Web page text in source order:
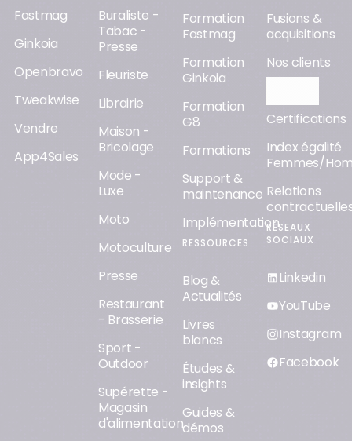
Fastmag
Ginkoia
Openbravo
Tweakwise
Vendre
App4Sales
Buraliste -
Tabac -
Presse
Fleuriste
Librairie
Maison -
Bricolage
Mode -
Luxe
Moto
Motoculture
Presse
Restaurant
- Brasserie
Sport -
Outdoor
Supérette -
Magasin
d'alimentation
Formation
Fastmag
Formation
Ginkoia
Formation
G8
Formations
Support &
maintenance
Implémentation
RESSOURCES
Blog &
Actualités
Livres
blancs
Études &
insights
Guides &
démos
Fusions &
acquisitions
Nos clients
Certifications
Index égalité
Femmes/
Relations
RÉSEAUX
SOCIAUX
Linkedin
YouTube
Instagram
Facebook